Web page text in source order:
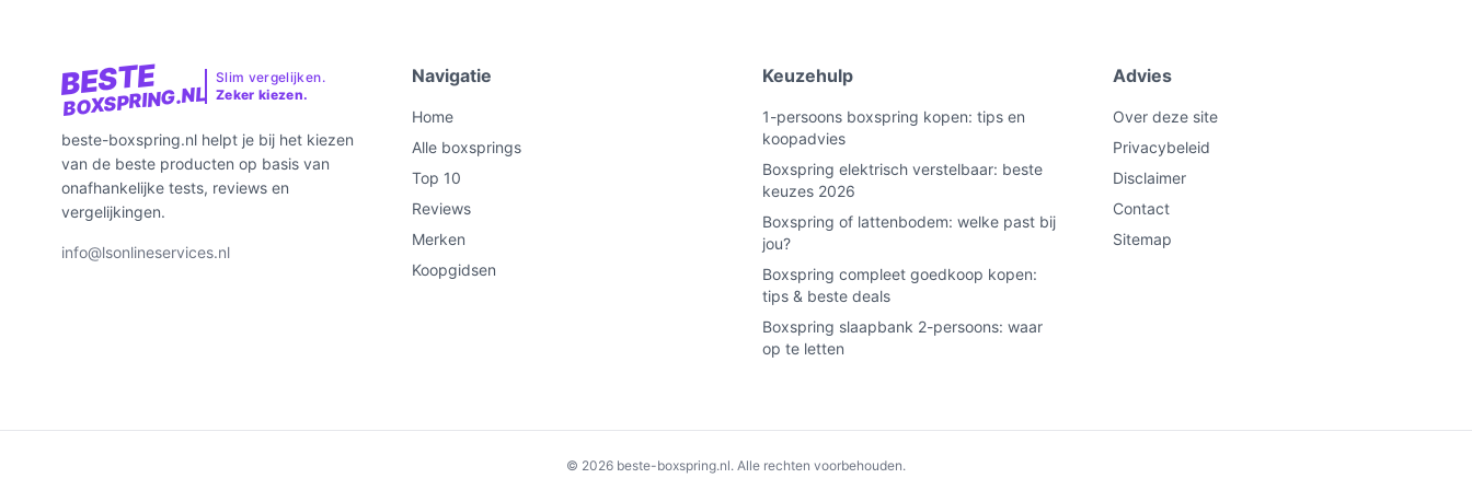
BESTE
BOXSPRING.NL
Slim vergelijken.
Zeker kiezen.
beste-boxspring.nl helpt je bij het kiezen
van de beste producten op basis van
onafhankelijke tests, reviews en
vergelijkingen.
info@lsonlineservices.nl
Navigatie
Home
Alle boxsprings
Top 10
Reviews
Merken
Koopgidsen
Keuzehulp
1-persoons boxspring kopen: tips en
koopadvies
Boxspring elektrisch verstelbaar: beste
keuzes 2026
Boxspring of lattenbodem: welke past bij
jou?
Boxspring compleet goedkoop kopen:
tips & beste deals
Boxspring slaapbank 2-persoons: waar
op te letten
Advies
Over deze site
Privacybeleid
Disclaimer
Contact
Sitemap
© 2026 beste-boxspring.nl. Alle rechten voorbehouden.